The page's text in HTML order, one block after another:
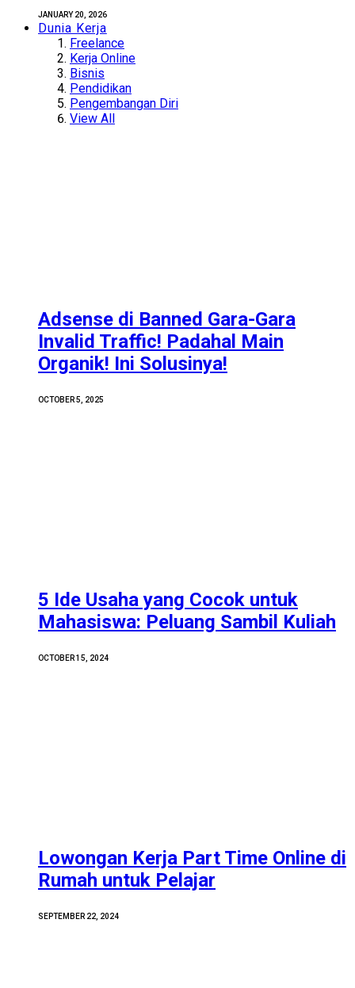
JANUARY 20, 2026
Dunia Kerja
Freelance
Kerja Online
Bisnis
Pendidikan
Pengembangan Diri
View All
Adsense di Banned Gara-Gara
Invalid Traffic! Padahal Main
Organik! Ini Solusinya!
OCTOBER 5, 2025
5 Ide Usaha yang Cocok untuk
Mahasiswa: Peluang Sambil Kuliah
OCTOBER 15, 2024
Lowongan Kerja Part Time Online di
Rumah untuk Pelajar
SEPTEMBER 22, 2024